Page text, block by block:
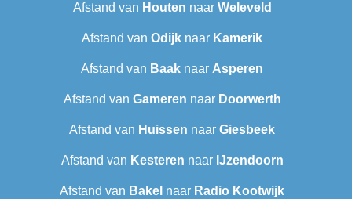
Afstand van Houten naar Weleveld
Afstand van Odijk naar Kamerik
Afstand van Baak naar Asperen
Afstand van Gameren naar Doorwerth
Afstand van Huissen naar Giesbeek
Afstand van Kesteren naar IJzendoorn
Afstand van Bakel naar Radio Kootwijk